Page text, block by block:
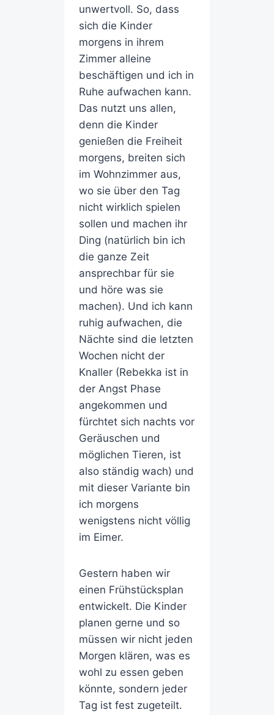
unwertvoll. So, dass
sich die Kinder
morgens in ihrem
Zimmer alleine
beschäftigen und ich in
Ruhe aufwachen kann.
Das nutzt uns allen,
denn die Kinder
genießen die Freiheit
morgens, breiten sich
im Wohnzimmer aus,
wo sie über den Tag
nicht wirklich spielen
sollen und machen ihr
Ding (natürlich bin ich
die ganze Zeit
ansprechbar für sie
und höre was sie
machen). Und ich kann
ruhig aufwachen, die
Nächte sind die letzten
Wochen nicht der
Knaller (Rebekka ist in
der Angst Phase
angekommen und
fürchtet sich nachts vor
Geräuschen und
möglichen Tieren, ist
also ständig wach) und
mit dieser Variante bin
ich morgens
wenigstens nicht völlig
im Eimer.
Gestern haben wir
einen Frühstücksplan
entwickelt. Die Kinder
planen gerne und so
müssen wir nicht jeden
Morgen klären, was es
wohl zu essen geben
könnte, sondern jeder
Tag ist fest zugeteilt.